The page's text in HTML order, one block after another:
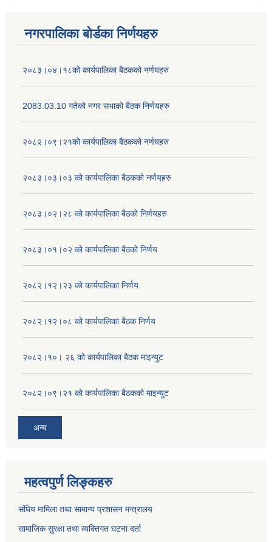
नगरपालिका बोर्डका निर्णयहरु
२०८३।०४।१८को कार्यपालिका बैठकको नर्णयहरु
2083.03.10 गतेको नगर सभाको बैठक निर्णयहरु
२०८२।०९।२१को कार्यपालिका बैठकको नर्णयहरु
२०८३।०३।०३ को कार्यपालिका बैठकको नर्णयहरु
२०८३।०२।२८ को कार्यपालिका बैठको निर्णयहरु
२०८३।०१।०२ को कार्यपालिका बैठको निर्णय
२०८२।१२।२३ को कार्यपालिका निर्णय
२०८२।१२।०८ को कार्यपालिका बैठक निर्णय
२०८२।१०। २६ को कार्यपालिका बैठक माइन्युट
२०८२।०९।२१ को कार्यपालिका बैठकको माइन्युट
अन्य
महत्वपुर्ण लिङ्कहरु
संघिय मामिला तथा सामान्य प्रशासन मन्त्रालय
सामाजिक सुरक्षा तथा व्यक्तिगत घटना दर्ता